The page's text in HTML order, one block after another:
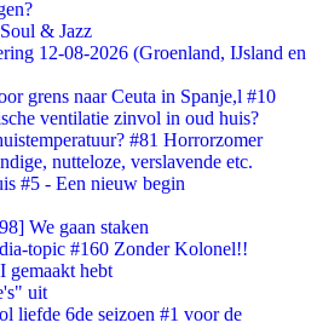
& Jazz
12-08-2026 (Groenland, IJsland en
grens naar Ceuta in Spanje,l #10
ventilatie zinvol in oud huis?
#81 Horrorzomer
nutteloze, verslavende etc.
#5 - Een nieuw begin
We gaan staken
topic #160 Zonder Kolonel!!
gemaakt hebt
uit
liefde 6de seizoen #1 voor de